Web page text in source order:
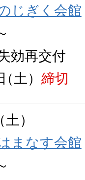
じぎく会館
効再交付
（土） 締切
土）
まなす会館